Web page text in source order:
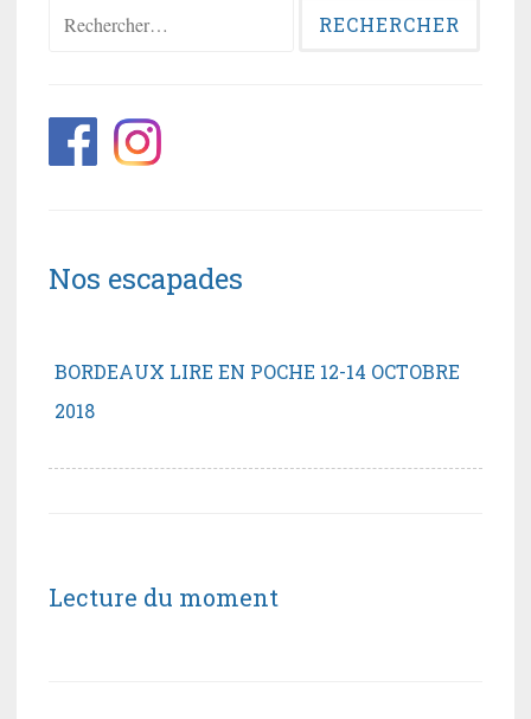
Rechercher :
Nos escapades
BORDEAUX LIRE EN POCHE 12-14 OCTOBRE
2018
Lecture du moment